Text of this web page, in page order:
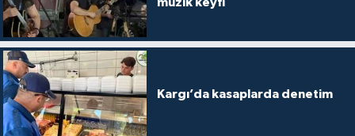
müzik keyfi
Kargı’da kasaplarda denetim